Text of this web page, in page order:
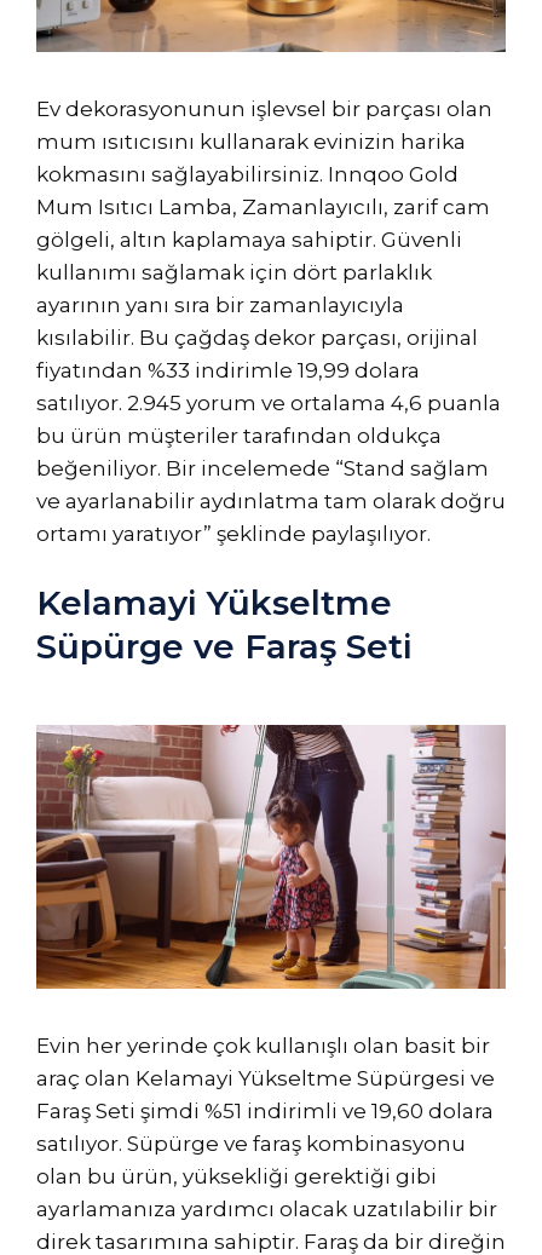
Ev dekorasyonunun işlevsel bir parçası olan
mum ısıtıcısını kullanarak evinizin harika
kokmasını sağlayabilirsiniz. Innqoo Gold
Mum Isıtıcı Lamba, Zamanlayıcılı, zarif cam
gölgeli, altın kaplamaya sahiptir. Güvenli
kullanımı sağlamak için dört parlaklık
ayarının yanı sıra bir zamanlayıcıyla
kısılabilir. Bu çağdaş dekor parçası, orijinal
fiyatından %33 indirimle 19,99 dolara
satılıyor. 2.945 yorum ve ortalama 4,6 puanla
bu ürün müşteriler tarafından oldukça
beğeniliyor. Bir incelemede “Stand sağlam
ve ayarlanabilir aydınlatma tam olarak doğru
ortamı yaratıyor” şeklinde paylaşılıyor.
Kelamayi Yükseltme
Süpürge ve Faraş Seti
Evin her yerinde çok kullanışlı olan basit bir
araç olan Kelamayi Yükseltme Süpürgesi ve
Faraş Seti şimdi %51 indirimli ve 19,60 dolara
satılıyor. Süpürge ve faraş kombinasyonu
olan bu ürün, yüksekliği gerektiği gibi
ayarlamanıza yardımcı olacak uzatılabilir bir
direk tasarımına sahiptir. Faraş da bir direğin